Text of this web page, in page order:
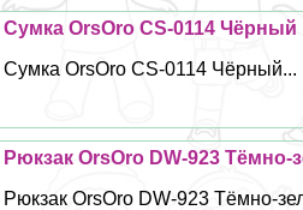
Сумка OrsOro CS-0114 Чёрный
Сумка OrsOro CS-0114 Чёрный...
Рюкзак OrsOro DW-923 Тёмно-
Рюкзак OrsOro DW-923 Тёмно-